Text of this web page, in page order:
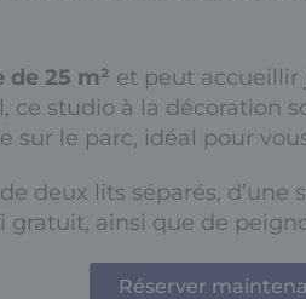
de 25 m² et peut accueillir
studio à la décoration
sur le parc, idéal pour
deux lits séparés,
gratuit, ainsi que de
Réserver